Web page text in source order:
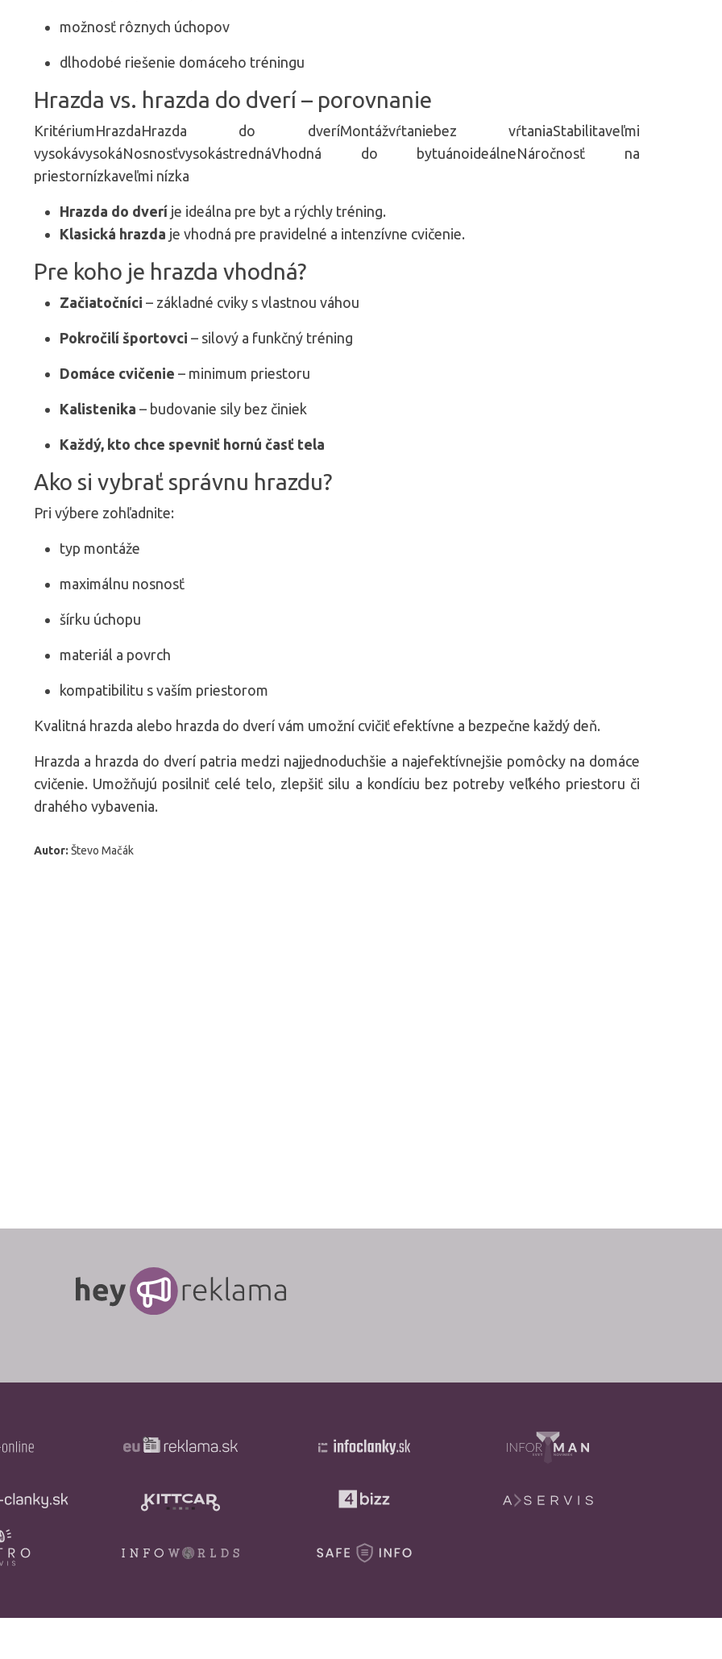
možnosť rôznych úchopov
dlhodobé riešenie domáceho tréningu
Hrazda vs. hrazda do dverí – porovnanie
KritériumHrazdaHrazda do dveríMontážvŕtaniebez vŕtaniaStabilitaveľmi
vysokávysokáNosnosťvysokástrednáVhodná do bytuánoideálneNáročnosť na
priestornízkaveľmi nízka
Hrazda do dverí je ideálna pre byt a rýchly tréning.
Klasická hrazda je vhodná pre pravidelné a intenzívne cvičenie.
Pre koho je hrazda vhodná?
Začiatočníci – základné cviky s vlastnou váhou
Pokročilí športovci – silový a funkčný tréning
Domáce cvičenie – minimum priestoru
Kalistenika – budovanie sily bez činiek
Každý, kto chce spevniť hornú časť tela
Ako si vybrať správnu hrazdu?
Pri výbere zohľadnite:
typ montáže
maximálnu nosnosť
šírku úchopu
materiál a povrch
kompatibilitu s vaším priestorom
Kvalitná hrazda alebo hrazda do dverí vám umožní cvičiť efektívne a bezpečne každý deň.
Hrazda a hrazda do dverí patria medzi najjednoduchšie a najefektívnejšie pomôcky na domáce
cvičenie. Umožňujú posilniť celé telo, zlepšiť silu a kondíciu bez potreby veľkého priestoru či
drahého vybavenia.
Autor: Števo Mačák